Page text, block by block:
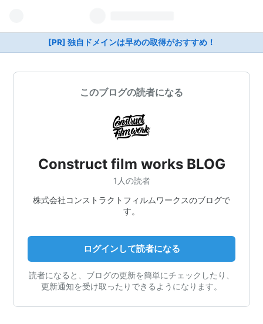
[PR] 独自ドメインは早めの取得がおすすめ！
このブログの読者になる
Construct film works BLOG
1人の読者
株式会社コンストラクトフィルムワークスのブログで
す。
ログインして読者になる
読者になると、ブログの更新を簡単にチェックしたり、
更新通知を受け取ったりできるようになります。